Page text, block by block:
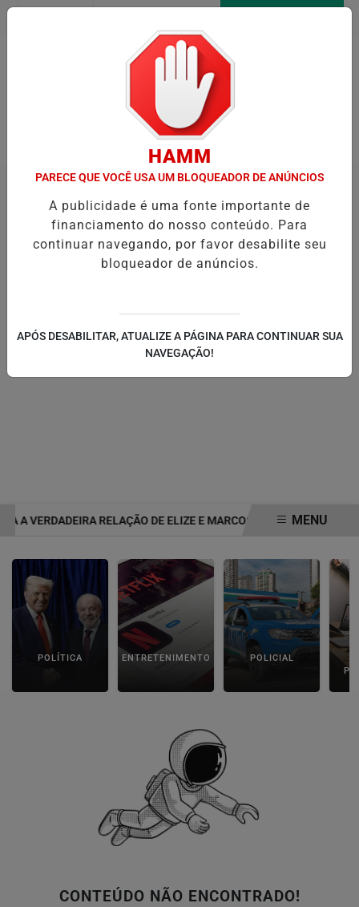
Pesquisar Notícia
A VERDADEIRA RELAÇÃO DE ELIZE E MARCOS MATSUNAGA ANTES
MENU
POLÍTICA ENTRETENIMENTO POLICIAL
CONTEÚDO NÃO ENCONTRADO!
HAMM
PARECE QUE VOCÊ USA UM BLOQUEADOR DE ANÚNCIOS
A publicidade é uma fonte importante de
financiamento do nosso conteúdo. Para
continuar navegando, por favor desabilite seu
bloqueador de anúncios.
APÓS DESABILITAR, ATUALIZE A PÁGINA PARA CONTINUAR SUA
NAVEGAÇÃO!